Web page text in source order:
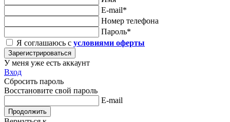
E-mail*
Номер телефона
Пароль*
Я соглашаюсь с условиями оферты
Зарегистрироваться
У меня уже есть аккаунт
Вход
Сбросить пароль
Восстановите свой пароль
E-mail
Продолжить